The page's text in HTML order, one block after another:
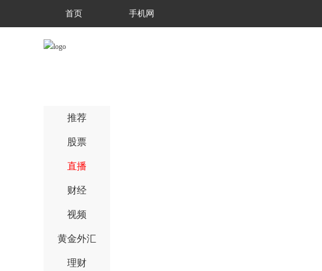
首页 手机网
推荐
股票
直播
财经
视频
黄金外汇
理财